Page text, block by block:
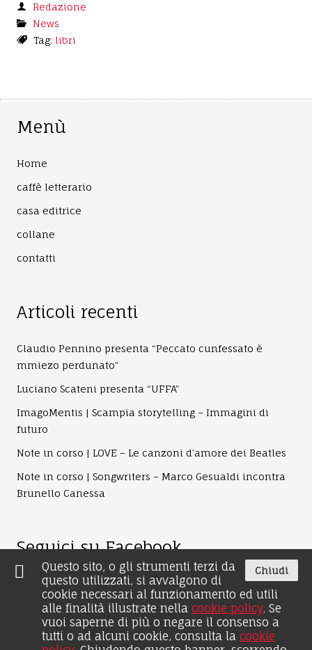
Chiudi
Questo sito, o gli strumenti terzi da
questo utilizzati, si avvalgono di
cookie necessari al funzionamento ed utili
alle finalità illustrate nella cookie policy. Se
vuoi saperne di più o negare il consenso a
tutti o ad alcuni cookie, consulta la cookie
Redazione
News
Tag: libri
Menù
Home
caffè letterario
casa editrice
collane
contatti
Articoli recenti
Claudio Pennino presenta “Peccato cunfessato è
mmiezo perdunato”
Luciano Scateni presenta “UFFA”
ImagoMentis | Scampia storytelling – Immagini di
futuro
Note in corso | LOVE – Le canzoni d’amore dei Beatles
Note in corso | Songwriters – Marco Gesualdi incontra
Brunello Canessa
Seguici su Facebook